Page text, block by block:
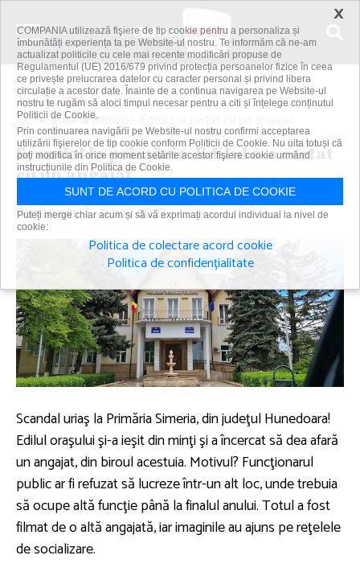
Acasă
Știri
Scandal la primărie. Edilul s-a certat cu un angajat
Scandal la primărie. Edilul s-a certat
cu un angajat
Primanews | 9 nov 2023
Scandal uriaş la Primăria Simeria, din judeţul Hunedoara!
Edilul oraşului şi-a ieşit din minţi şi a încercat să dea afară
un angajat, din biroul acestuia. Motivul? Funcţionarul
public ar fi refuzat să lucreze într-un alt loc, unde trebuia
să ocupe altă funcţie până la finalul anului. Totul a fost
filmat de o altă angajată, iar imaginile au ajuns pe reţelele
de socializare.
×
COMPANIA utilizează fişiere de tip cookie pentru a personaliza și
îmbunătăți experiența ta pe Website-ul nostru. Te informăm că ne-am
actualizat politicile cu cele mai recente modificări propuse de
Regulamentul (UE) 2016/679 privind protecția persoanelor fizice în ceea
ce privește prelucrarea datelor cu caracter personal și privind libera
circulație a acestor date. Înainte de a continua navigarea pe Website-ul
nostru te rugăm să aloci timpul necesar pentru a citi și înțelege conținutul
Politicii de Cookie.
Prin continuarea navigării pe Website-ul nostru confirmi acceptarea
utilizării fişierelor de tip cookie conform Politicii de Cookie. Nu uita totuși că
poți modifica în orice moment setările acestor fişiere cookie urmând
instrucțiunile din Politica de Cookie.
SUNT DE ACORD CU POLITICA DE COOKIE
Puteți merge chiar acum și să vă exprimați acordul individual la nivel de
cookie:
Politica de colectare acord cookie
Politica de confidențialitate